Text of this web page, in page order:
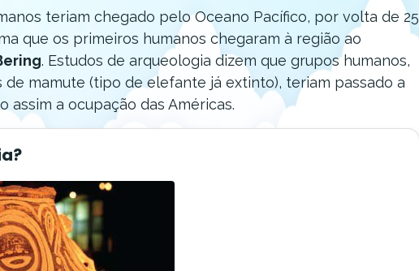
teriam chegado pelo Oceano Pacífico, por volta de 25
que os primeiros humanos chegaram à região ao
. Estudos de arqueologia dizem que grupos humanos,
de mamute (tipo de elefante já extinto), teriam passado a
assim a ocupação das Américas.